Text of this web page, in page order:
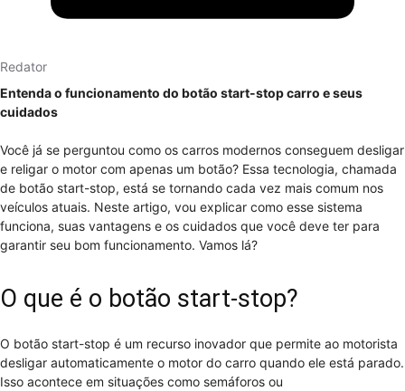
Redator
Entenda o funcionamento do botão start-stop carro e seus
cuidados
Você já se perguntou como os carros modernos conseguem desligar
e religar o motor com apenas um botão? Essa tecnologia, chamada
de botão start-stop, está se tornando cada vez mais comum nos
veículos atuais. Neste artigo, vou explicar como esse sistema
funciona, suas vantagens e os cuidados que você deve ter para
garantir seu bom funcionamento. Vamos lá?
O que é o botão start-stop?
O botão start-stop é um recurso inovador que permite ao motorista
desligar automaticamente o motor do carro quando ele está parado.
Isso acontece em situações como semáforos ou